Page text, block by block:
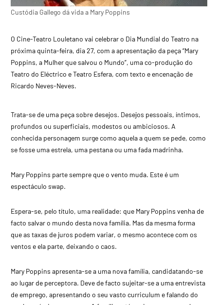
Custódia Gallego dá vida a Mary Poppins
O Cine-Teatro Louletano vai celebrar o Dia Mundial do Teatro na
próxima quinta-feira, dia 27, com a apresentação da peça “Mary
Poppins, a Mulher que salvou o Mundo”, uma co-produção do
Teatro do Eléctrico e Teatro Esfera, com texto e encenação de
Ricardo Neves-Neves.
Trata-se de uma peça sobre desejos. Desejos pessoais, íntimos,
profundos ou superficiais, modestos ou ambiciosos. A
conhecida personagem surge como aquela a quem se pede, como
se fosse uma estrela, uma pestana ou uma fada madrinha.
Mary Poppins parte sempre que o vento muda. Este é um
espectáculo swap.
Espera-se, pelo título, uma realidade: que Mary Poppins venha de
facto salvar o mundo desta nova família. Mas da mesma forma
que as taxas de juros podem variar, o mesmo acontece com os
ventos e ela parte, deixando o caos.
Mary Poppins apresenta-se a uma nova família, candidatando-se
ao lugar de perceptora. Deve de facto sujeitar-se a uma entrevista
de emprego, apresentando o seu vasto curriculum e falando do